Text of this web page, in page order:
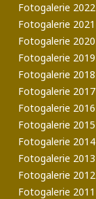
Fotogalerie 2022
Fotogalerie 2021
Fotogalerie 2020
Fotogalerie 2019
Fotogalerie 2018
Fotogalerie 2017
Fotogalerie 2016
Fotogalerie 2015
Fotogalerie 2014
Fotogalerie 2013
Fotogalerie 2012
Fotogalerie 2011